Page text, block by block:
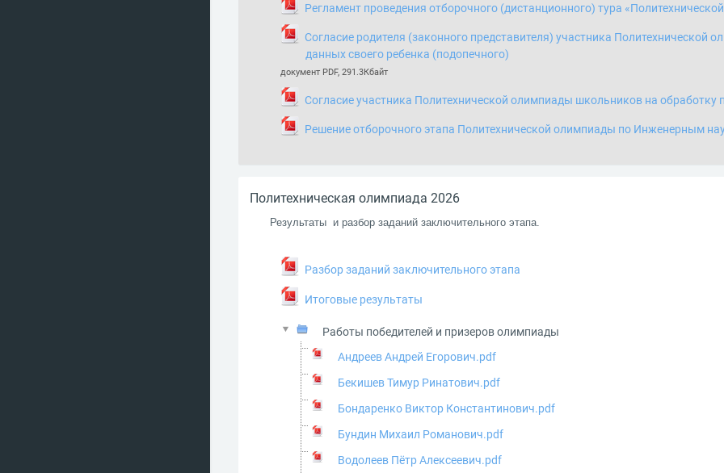
Регламент проведения отборочного (дистанционного) тура
Согласие родителя (законного представителя) участника
данных своего ребенка (подопечного)
Файл
документ PDF, 291.3Кбайт
Согласие участника Политехнической олимпиады школьников на обработку
Решение отборочного этапа Политехнической олимпиады по Инженерным
Политехническая олимпиада 2026
Результаты и разбор заданий заключительного этапа.
Разбор заданий заключительного этапа
Файл
Итоговые результаты
Работы победителей и призеров олимпиады
Андреев Андрей Егорович.pdf
Бекишев Тимур Ринатович.pdf
Бондаренко Виктор Константинович.pdf
Бундин Михаил Романович.pdf
Водолеев Пётр Алексеевич.pdf